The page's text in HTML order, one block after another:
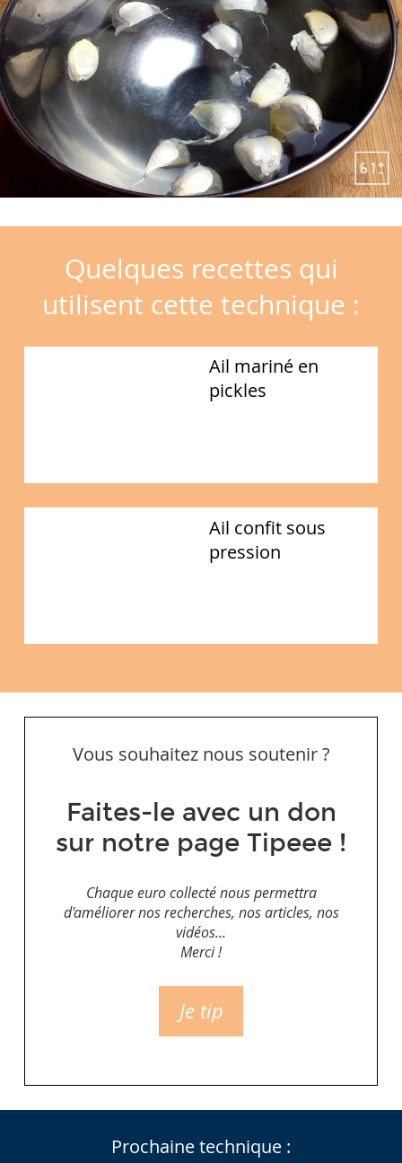
Quelques recettes qui
utilisent cette technique :
Ail mariné en
pickles
Ail confit sous
pression
Vous souhaitez nous soutenir ?
Faites-le avec un don
sur notre page Tipeee !
Chaque euro collecté nous permettra
d'améliorer nos recherches, nos articles, nos
vidéos...
Merci !
Je tip
Prochaine technique :